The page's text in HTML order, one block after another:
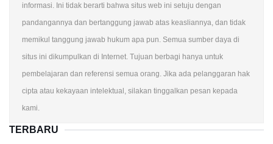
informasi. Ini tidak berarti bahwa situs web ini setuju dengan
pandangannya dan bertanggung jawab atas keasliannya, dan tidak
memikul tanggung jawab hukum apa pun. Semua sumber daya di
situs ini dikumpulkan di Internet. Tujuan berbagi hanya untuk
pembelajaran dan referensi semua orang. Jika ada pelanggaran hak
cipta atau kekayaan intelektual, silakan tinggalkan pesan kepada
kami.
TERBARU